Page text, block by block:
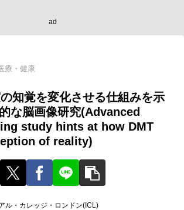
ad
療・健康
知覚を変化させる仕組みを示
な脳画像研究(Advanced
study hints at how DMT
of reality)
ル・カレッジ・ロンドン(ICL)